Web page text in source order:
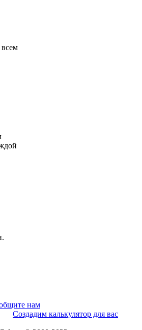
нам
Создадим калькулятор для вас